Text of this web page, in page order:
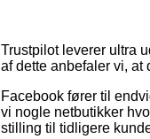
Trustpilot leverer ultra
af dette anbefaler vi, at
Facebook fører til
vi nogle netbutikker
stilling til tidligere